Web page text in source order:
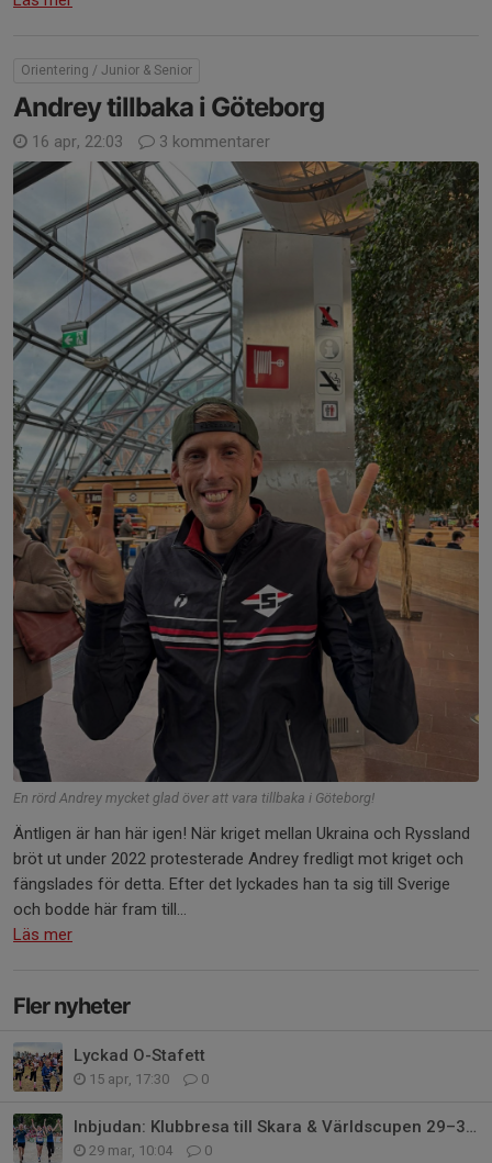
Orientering / Junior & Senior
Andrey tillbaka i Göteborg
16 apr, 22:03 3 kommentarer
En rörd Andrey mycket glad över att vara tillbaka i Göteborg!
Äntligen är han här igen! När kriget mellan Ukraina och Ryssland
bröt ut under 2022 protesterade Andrey fredligt mot kriget och
fängslades för detta. Efter det lyckades han ta sig till Sverige
och bodde här fram till...
Läs mer
Fler nyheter
Lyckad O-Stafett
15 apr, 17:30 0
Inbjudan: Klubbresa till Skara & Världscupen 29–31 maj
29 mar, 10:04 0